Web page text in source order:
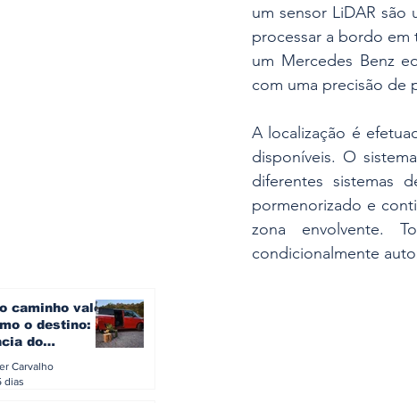
um sensor LiDAR
processar a bordo em
um Mercedes Benz
com uma precisão de
A localização é
disponíveis. O
diferentes sistemas
pormenorizado e
zona envolvente.
condicionalmente
caminho vale
o destino: a
do
europeu
Carvalho
dias